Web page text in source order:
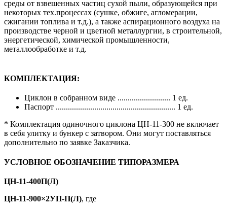
среды от взвешенных частиц сухой пыли, образующейся при
некоторых тех.процессах (сушке, обжиге, агломерации,
сжигании топлива и т.д.), а также аспирационного воздуха на
производстве черной и цветной металлургии, в строительной,
энергетической, химической промышленности,
металлообработке и т.д.
КОМПЛЕКТАЦИЯ:
Циклон в собранном виде .......................... 1 ед.
Паспорт ........................................................... 1 ед.
* Комплектация одиночного циклона ЦН-11-300 не включает
в себя улитку и бункер с затвором. Они могут поставляться
дополнительно по заявке Заказчика.
УСЛОВНОЕ ОБОЗНАЧЕНИЕ ТИПОРАЗМЕРА
ЦН-11-400П(Л)
ЦН-11-900×2УП-П(Л), где